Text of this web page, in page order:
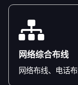
网络综合布线
网络布线、电话